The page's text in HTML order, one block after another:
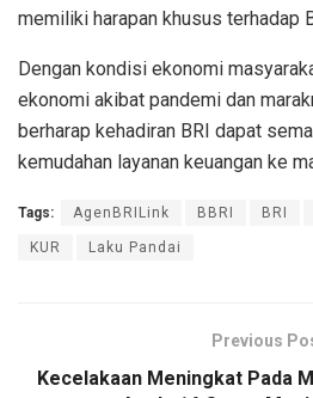
memiliki harapan khusus terhadap
Dengan kondisi ekonomi
ekonomi akibat pandemi dan
berharap kehadiran BRI dapat
kemudahan layanan keuangan ke
Tags: AgenBRILink BBRI BRI
KUR Laku Pandai
Previous
Kecelakaan Meningkat Pada